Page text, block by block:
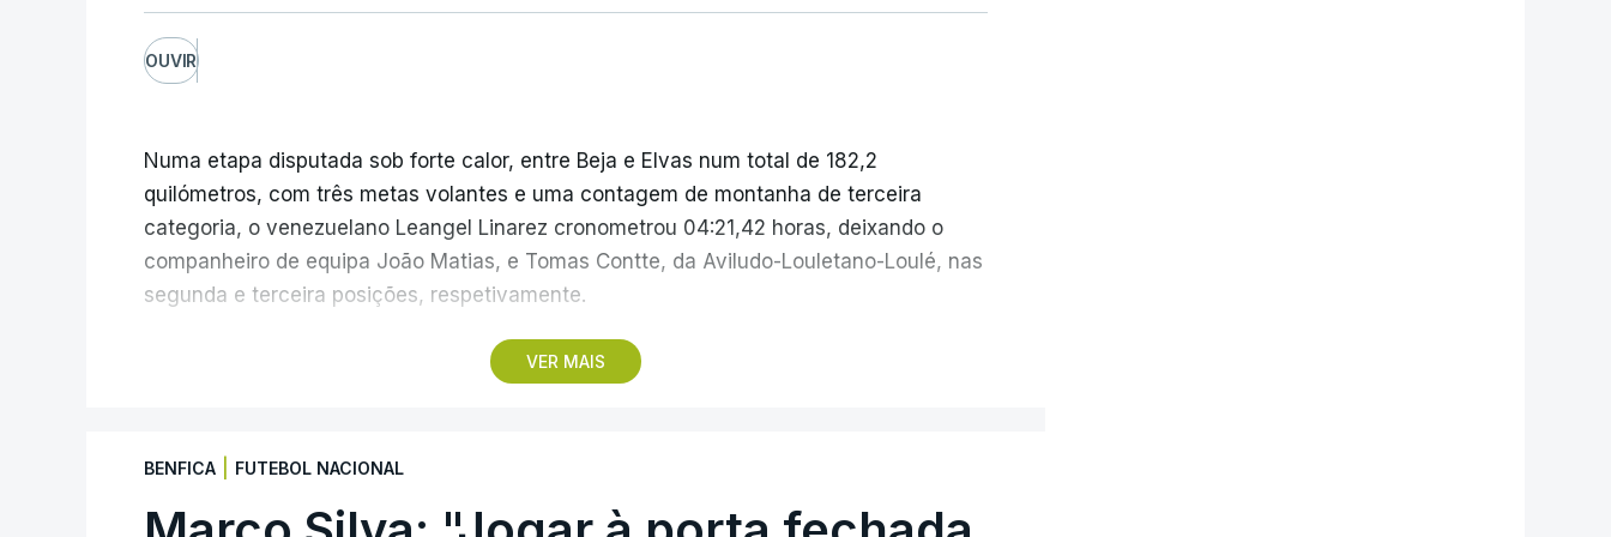
OUVIR
VER MAIS
Numa etapa disputada sob forte calor, entre Beja e Elvas num total de 182,2
quilómetros, com três metas volantes e uma contagem de montanha de terceira
categoria, o venezuelano Leangel Linarez cronometrou 04:21,42 horas, deixando o
companheiro de equipa João Matias, e Tomas Contte, da Aviludo-Louletano-Loulé, nas
segunda e terceira posições, respetivamente.
No domingo, a quarta etapa termina com a primeira chegada em alto, à Torre na Serra
Vinhos, que inclui três contagens de montanha de terceira categoria e uma de
BENFICA FUTEBOL NACIONAL